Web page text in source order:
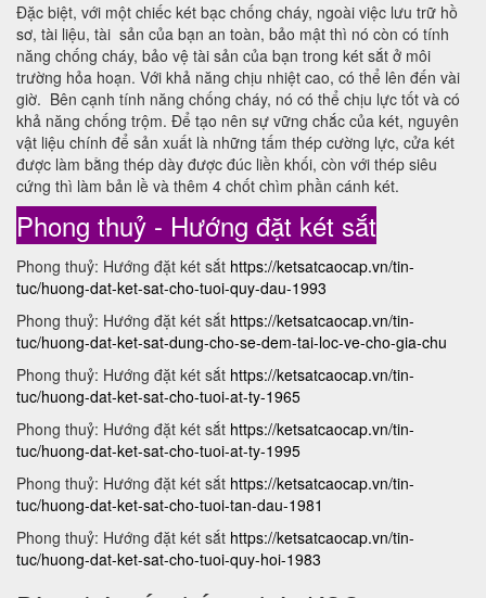
Đặc biệt, với một chiếc két bạc chống cháy, ngoài việc lưu trữ hồ
sơ, tài liệu, tài sản của bạn an toàn, bảo mật thì nó còn có tính
năng chống cháy, bảo vệ tài sản của bạn trong két sắt ở môi
trường hỏa hoạn. Với khả năng chịu nhiệt cao, có thể lên đến vài
giờ. Bên cạnh tính năng chống cháy, nó có thể chịu lực tốt và có
khả năng chống trộm. Để tạo nên sự vững chắc của két, nguyên
vật liệu chính để sản xuất là những tấm thép cường lực, cửa két
được làm bằng thép dày được đúc liền khối, còn với thép siêu
cứng thì làm bản lề và thêm 4 chốt chìm phần cánh két.
Phong thuỷ - Hướng đặt két sắt
Phong thuỷ: Hướng đặt két sắt https://ketsatcaocap.vn/tin-
tuc/huong-dat-ket-sat-cho-tuoi-quy-dau-1993
Phong thuỷ: Hướng đặt két sắt https://ketsatcaocap.vn/tin-
tuc/huong-dat-ket-sat-dung-cho-se-dem-tai-loc-ve-cho-gia-chu
Phong thuỷ: Hướng đặt két sắt https://ketsatcaocap.vn/tin-
tuc/huong-dat-ket-sat-cho-tuoi-at-ty-1965
Phong thuỷ: Hướng đặt két sắt https://ketsatcaocap.vn/tin-
tuc/huong-dat-ket-sat-cho-tuoi-at-ty-1995
Phong thuỷ: Hướng đặt két sắt https://ketsatcaocap.vn/tin-
tuc/huong-dat-ket-sat-cho-tuoi-tan-dau-1981
Phong thuỷ: Hướng đặt két sắt https://ketsatcaocap.vn/tin-
tuc/huong-dat-ket-sat-cho-tuoi-quy-hoi-1983